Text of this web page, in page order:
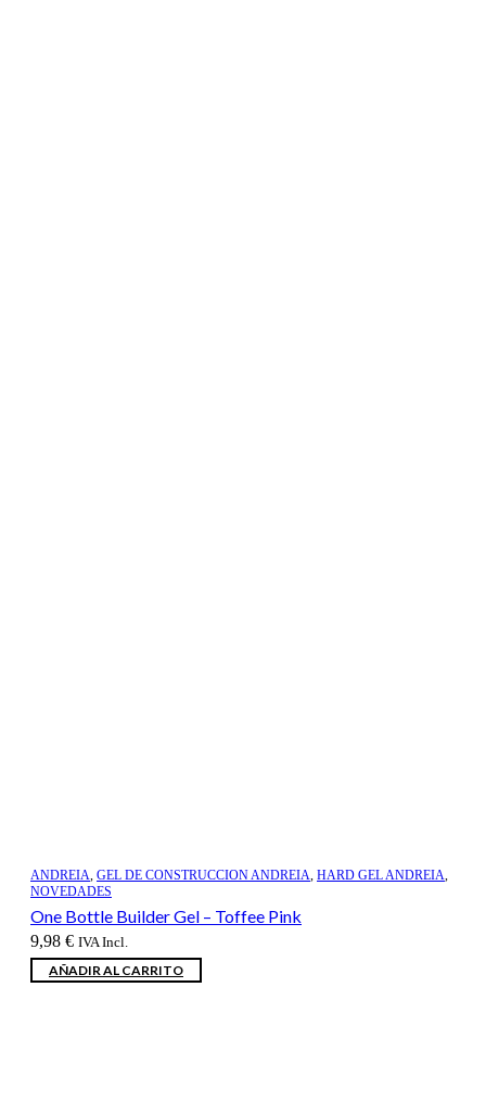
ANDREIA, GEL DE CONSTRUCCION ANDREIA, HARD GEL ANDREIA,
NOVEDADES
One Bottle Builder Gel – Toffee Pink
9,98 € IVA Incl.
AÑADIR AL CARRITO